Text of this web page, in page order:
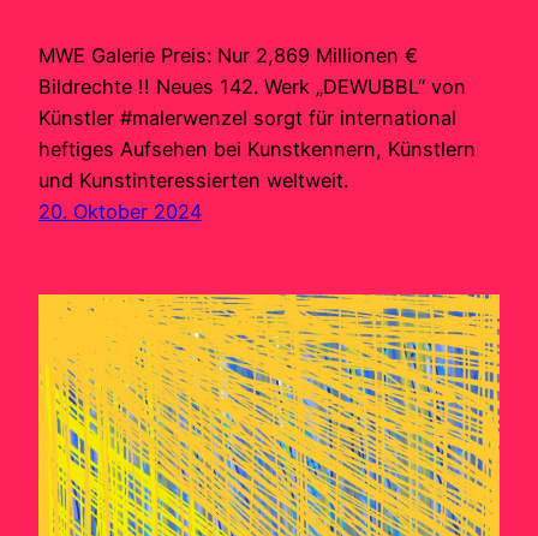
MWE Galerie Preis: Nur 2,869 Millionen €
Bildrechte !! Neues 142. Werk „DEWUBBL“ von
Künstler #malerwenzel sorgt für international
heftiges Aufsehen bei Kunstkennern, Künstlern
und Kunstinteressierten weltweit.
20. Oktober 2024